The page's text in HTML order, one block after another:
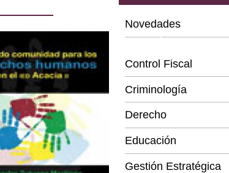
Novedades
Categorías
Control Fiscal
Criminología
Derecho
Educación
Gestión Estratégica